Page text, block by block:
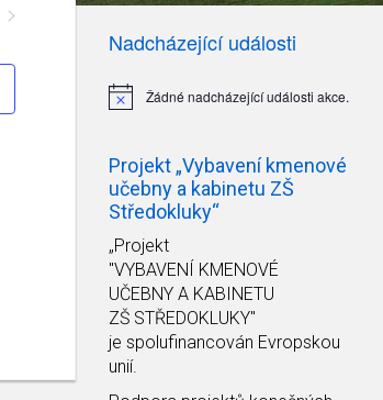
Nadcházející události
Notice Žádné nadcházející události akce.
Projekt „Vybavení kmenové
učebny a kabinetu ZŠ
Středokluky“
„Projekt
"VYBAVENÍ KMENOVÉ
UČEBNY A KABINETU
ZŠ STŘEDOKLUKY"
je spolufinancován Evropskou
unií.